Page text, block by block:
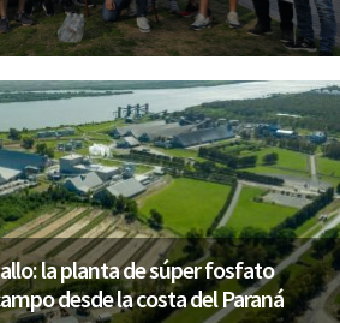
la planta de súper fosfato
desde la costa del Paraná